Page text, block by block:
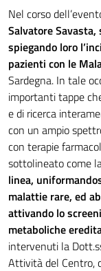
Nel corso
Salvatore
spiegando loro
pazienti con le
Sardegna. In tale
importanti tappe
e di ricerca
con un ampio
con terapie
sottolineato come
linea,
malattie rare, ed
attivando lo
metaboliche
intervenuti la
Attività del Centro,